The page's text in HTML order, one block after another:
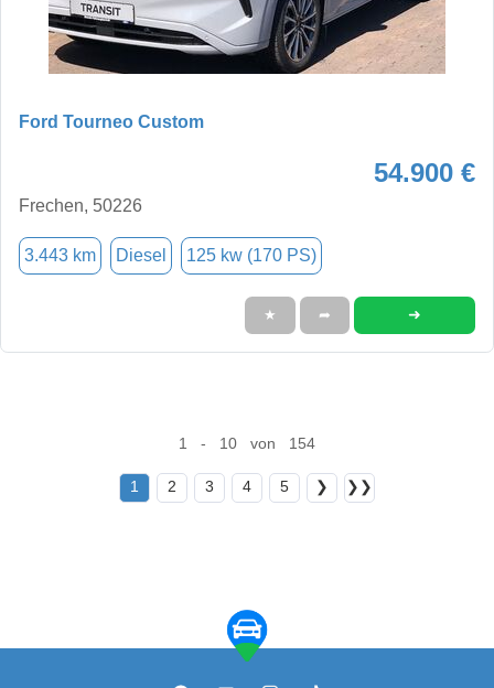
Ford Tourneo Custom
54.900 €
Frechen, 50226
3.443 km Diesel 125 kw (170 PS)
★ ➦ ➜
1 - 10 von 154
1 2 3 4 5 ❯ ❯❯